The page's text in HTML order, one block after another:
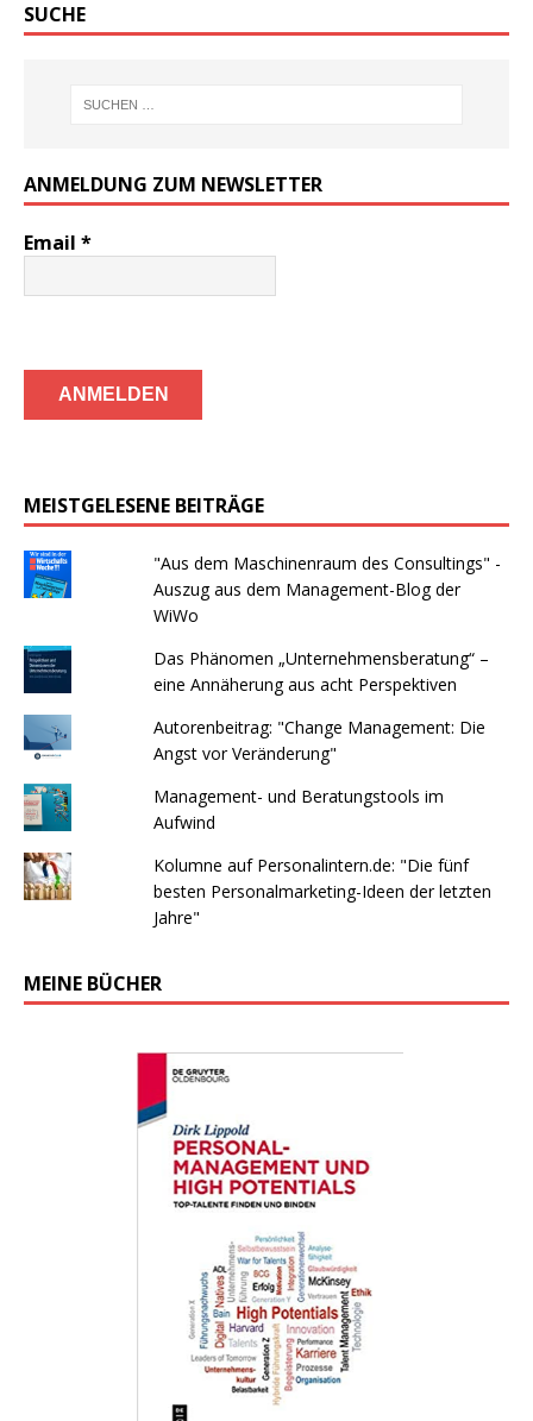
SUCHE
ANMELDUNG ZUM NEWSLETTER
Email *
MEISTGELESENE BEITRÄGE
"Aus dem Maschinenraum des Consultings" -
Auszug aus dem Management-Blog der
WiWo
Das Phänomen „Unternehmensberatung“ –
eine Annäherung aus acht Perspektiven
Autorenbeitrag: "Change Management: Die
Angst vor Veränderung"
Management- und Beratungstools im
Aufwind
Kolumne auf Personalintern.de: "Die fünf
besten Personalmarketing-Ideen der letzten
Jahre"
MEINE BÜCHER